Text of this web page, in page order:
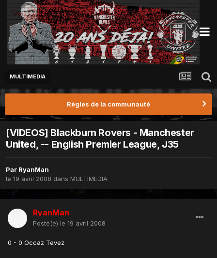
MULTIMEDIA
Règles de la communauté
[VIDEOS] Blackburn Rovers - Manchester
United, -- English Premier League, J35
Par RyanMan
le 19 avril 2008 dans MULTIMEDIA
RyanMan
Posté(e) le 19 avril 2008
0 - 0 Occaz Tevez